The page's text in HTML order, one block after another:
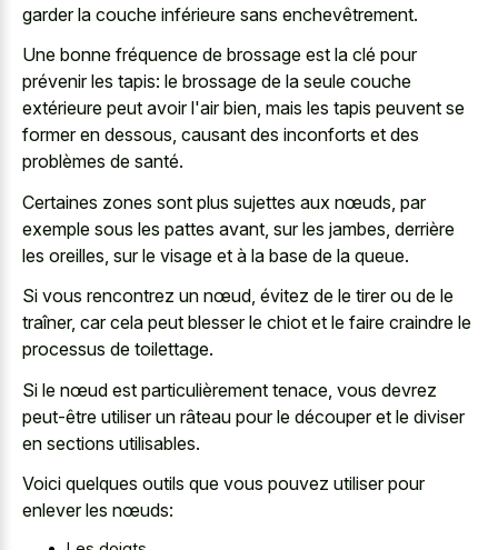
garder la couche inférieure sans enchevêtrement.
Une bonne fréquence de brossage est la clé pour
prévenir les tapis: le brossage de la seule couche
extérieure peut avoir l'air bien, mais les tapis peuvent se
former en dessous, causant des inconforts et des
problèmes de santé.
Certaines zones sont plus sujettes aux nœuds, par
exemple sous les pattes avant, sur les jambes, derrière
les oreilles, sur le visage et à la base de la queue.
Si vous rencontrez un nœud, évitez de le tirer ou de le
traîner, car cela peut blesser le chiot et le faire craindre le
processus de toilettage.
Si le nœud est particulièrement tenace, vous devrez
peut-être utiliser un râteau pour le découper et le diviser
en sections utilisables.
Voici quelques outils que vous pouvez utiliser pour
enlever les nœuds: